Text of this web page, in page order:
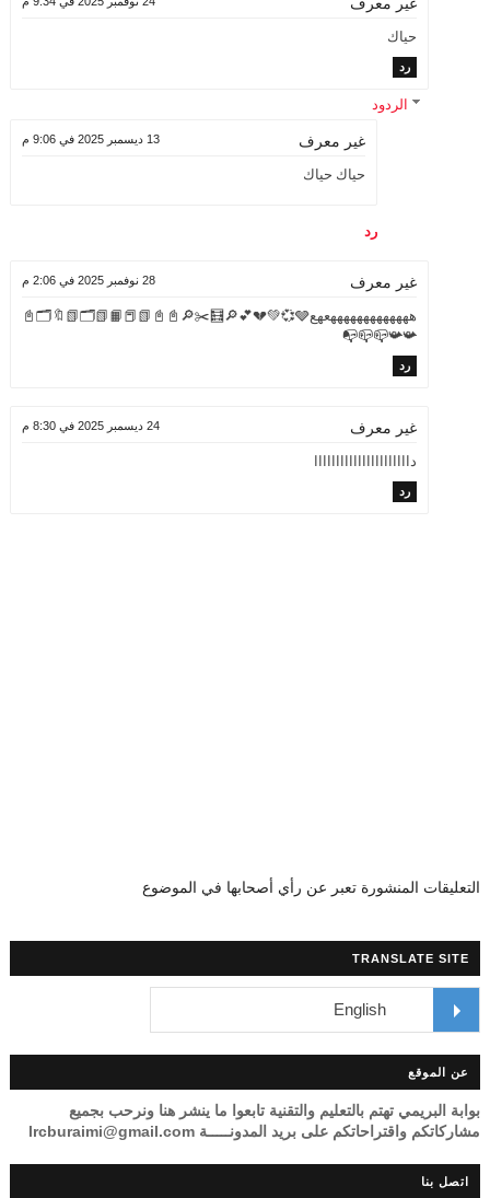
غير معرف
حياك
رد
الردود
غير معرف 13 ديسمبر 2025 في 9:06 م
حياك حياك
رد
غير معرف 28 نوفمبر 2025 في 2:06 م
هههههههههههههعهع🩶💞💚💔💕🔎🧮✂️🔎📓📓📗📕📙📗🗂️📗🔖🗂️📓
📯📯📪📪📭
رد
غير معرف 24 ديسمبر 2025 في 8:30 م
داااااااااااااااااااااا
رد
التعليقات المنشورة تعبر عن رأي أصحابها في الموضوع
TRANSLATE SITE
عن الموقع
بوابة البريمي تهتم بالتعليم والتقنية تابعوا ما ينشر هنا ونرحب بجميع
مشاركاتكم واقتراحاتكم على بريد المدونـــــة lrcburaimi@gmail.com
اتصل بنا